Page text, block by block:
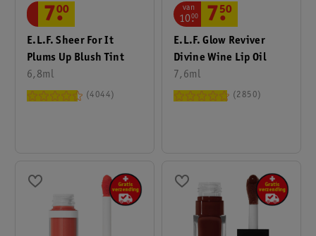
E.l.f. Sheer For It
Plums Up Blush Tint
6,8ml
7.
00
4044
E.l.f. Glow Reviver
Divine Wine Lip Oil
7,6ml
van
10.
00 7.
50
2850